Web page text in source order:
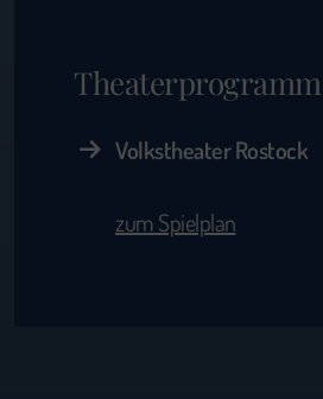
Theaterprogramm
Volkstheater Rostock
zum Spielplan